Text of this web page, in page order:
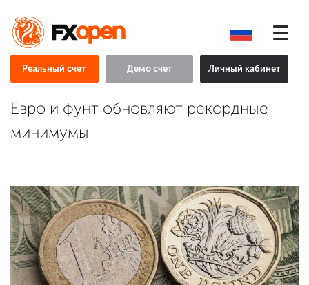
Реальный счет Демо счет Личный кабинет
Евро и фунт обновляют рекордные
минимумы